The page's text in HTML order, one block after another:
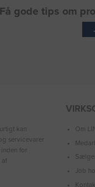
Få gode tips om
kan
servicevarer
for
af
Om
Job